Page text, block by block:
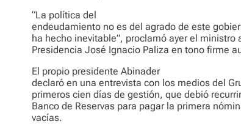
“La política del
endeudamiento no es del agrado de este
ha hecho inevitable”, proclamó ayer el ministro
Presidencia José Ignacio Paliza en tono firme
El propio presidente Abinader
declaró en una entrevista con los medios del
primeros cien días de gestión, que debió
Banco de Reservas para pagar la primera
vacías.